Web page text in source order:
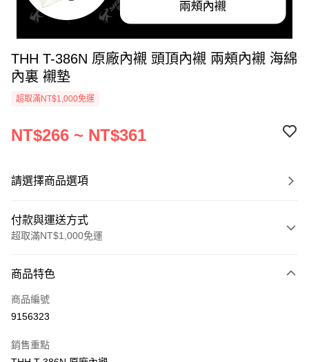
THH T-386N 原廠內襯 頭頂內襯 兩頰內襯 海綿
內裏 襯墊
超取滿NT$1,000免運
NT$266 ~ NT$361
請選擇商品選項
付款與運送方式
超取滿NT$1,000免運
信用卡一次付款
超商取貨付款
ATM付款
商品特色
商品編號
9156323
銷售重點